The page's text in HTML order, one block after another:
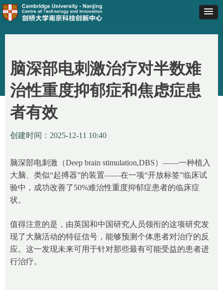
有效
创建时间： 2025-12-11 10:40
脑深部电刺激治疗对半数难
治性重度抑郁症和焦虑症患
者有效
脑深部电刺激（Deep brain stimulation,DBS）——一种植入
大脑、类似“起搏器”的装置——在一项“开放标签”临床试
验中，成功改善了50%难治性重度抑郁症患者的临床症
状。
值得注意的是，由英国和中国研究人员领衔的这项研究发
现了大脑活动的特征信号，能够预测个体患者对治疗的反
应。这一发现未来可用于针对那些最有可能受益的患者进
行治疗。